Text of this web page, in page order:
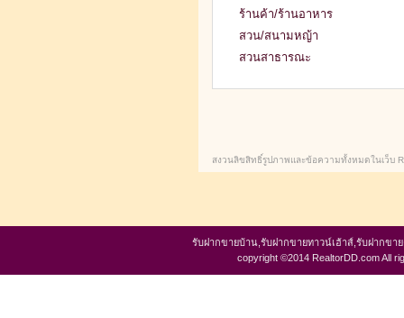
ร้านค้า/ร้านอาหาร
สวน/สนามหญ้า
สวนสาธารณะ
สงวนลิขสิทธิ์รูปภาพและข้อความทั้งหมดในเว็บ
รับฝากขายบ้าน,รับฝากขายทาวน์เฮ้าส์,รับฝากข
copyright ©2014 RealtorDD.com All